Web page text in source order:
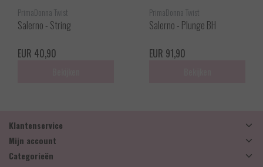
PrimaDonna Twist
Salerno - String
EUR 40,90
PrimaDonna Twist
Salerno - Plunge BH
EUR 91,90
Klantenservice
Mijn account
Categorieën